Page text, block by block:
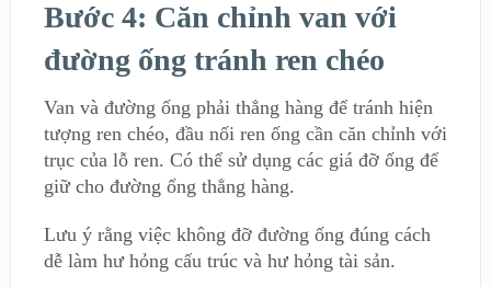
Bước 4: Căn chỉnh van với
đường ống tránh ren chéo
Van và đường ống phải thẳng hàng để tránh hiện
tượng ren chéo, đầu nối ren ống cần căn chỉnh với
trục của lỗ ren. Có thể sử dụng các giá đỡ ống để
giữ cho đường ống thẳng hàng.
Lưu ý rằng việc không đỡ đường ống đúng cách
dễ làm hư hỏng cấu trúc và hư hỏng tài sản.